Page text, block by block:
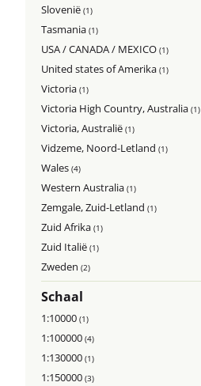
Slovenië(1)
Tasmania(1)
USA / CANADA / MEXICO(1)
United states of Amerika(1)
Victoria(1)
Victoria High Country, Australia(1)
Victoria, Australië(1)
Vidzeme, Noord-Letland(1)
Wales(4)
Western Australia(1)
Zemgale, Zuid-Letland(1)
Zuid Afrika(1)
Zuid Italië(1)
Zweden(2)
Schaal
1:10000(1)
1:100000(4)
1:130000(1)
1:150000(3)